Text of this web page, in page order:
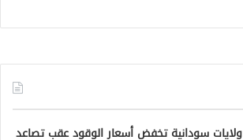
ولايات سودانية تخفض أسعار الوقود عقب تصاعد